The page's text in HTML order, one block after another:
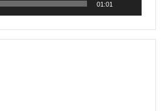
01:01